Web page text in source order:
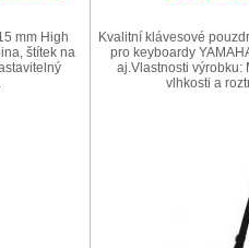
mm High
štítek na
Kvalitní klávesové
pro keyboardy
aj.Vlastnosti výrobku:
vlhkosti a